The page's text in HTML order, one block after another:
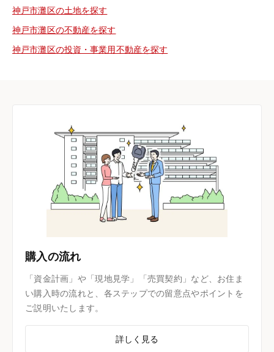
神戸市灘区の土地を探す
神戸市灘区の不動産を探す
神戸市灘区の投資・事業用不動産を探す
購入の流れ
「資金計画」や「現地見学」「売買契約」など、お住ま
い購入時の流れと、各ステップでの留意点やポイントを
ご説明いたします。
詳しく見る